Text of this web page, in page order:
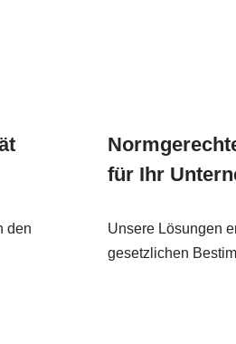
den
für Ihr
Unsere Lösungen
gesetzlichen